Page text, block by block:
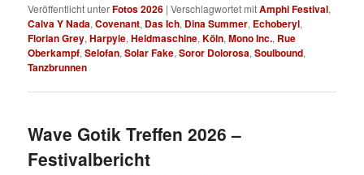
Veröffentlicht unterFotos 2026 |Verschlagwortet mitAmphi Festival,
Calva Y Nada,Covenant, Das Ich, Dina Summer, Echoberyl,
Florian Grey,Harpyie,Heldmaschine,Köln,Mono Inc., Rue
Oberkampf,Selofan,Solar Fake,Soror Dolorosa,Soulbound,
Tanzbrunnen
Wave Gotik Treffen 2026 –
Festivalbericht